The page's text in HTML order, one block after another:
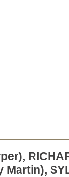
Martin),